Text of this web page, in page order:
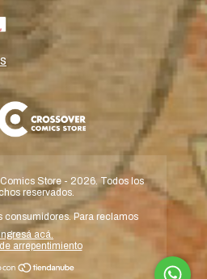
Store - 2026. Todos los
reservados.
consumidores. Para reclamos
acá.
arrepentimiento